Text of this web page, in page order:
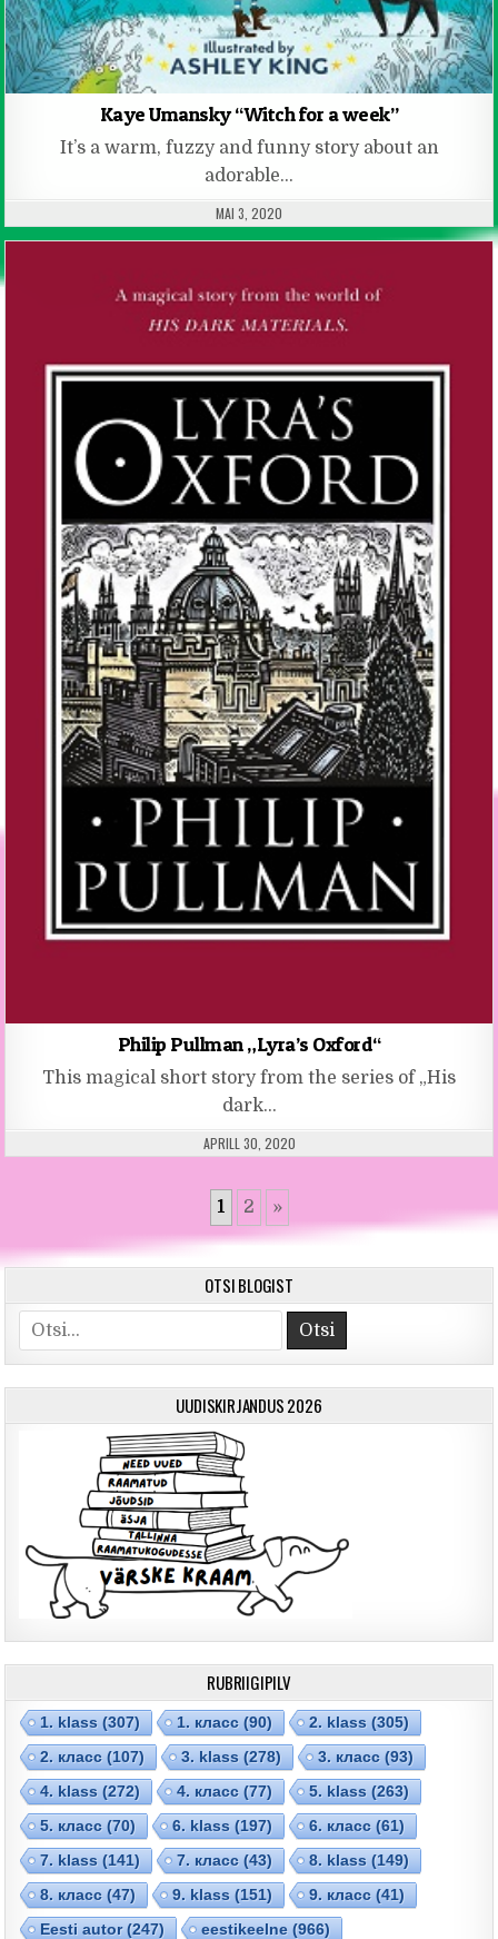
Kaye Umansky “Witch for a week”
It’s a warm, fuzzy and funny story about an
adorable…
PUBLISHED DATE:
MAI 3, 2020
Philip Pullman „Lyra’s Oxford“
This magical short story from the series of „His
dark…
PUBLISHED DATE:
APRILL 30, 2020
1 2 »
OTSI BLOGIST
Otsi
UUDISKIRJANDUS 2026
RUBRIIGIPILV
1. klass (307) 1. класс (90) 2. klass (305)
2. класс (107) 3. klass (278) 3. класс (93)
4. klass (272) 4. класс (77) 5. klass (263)
5. класс (70) 6. klass (197) 6. класс (61)
7. klass (141) 7. класс (43) 8. klass (149)
8. класс (47) 9. klass (151) 9. класс (41)
Eesti autor(247) eestikeelne (966)